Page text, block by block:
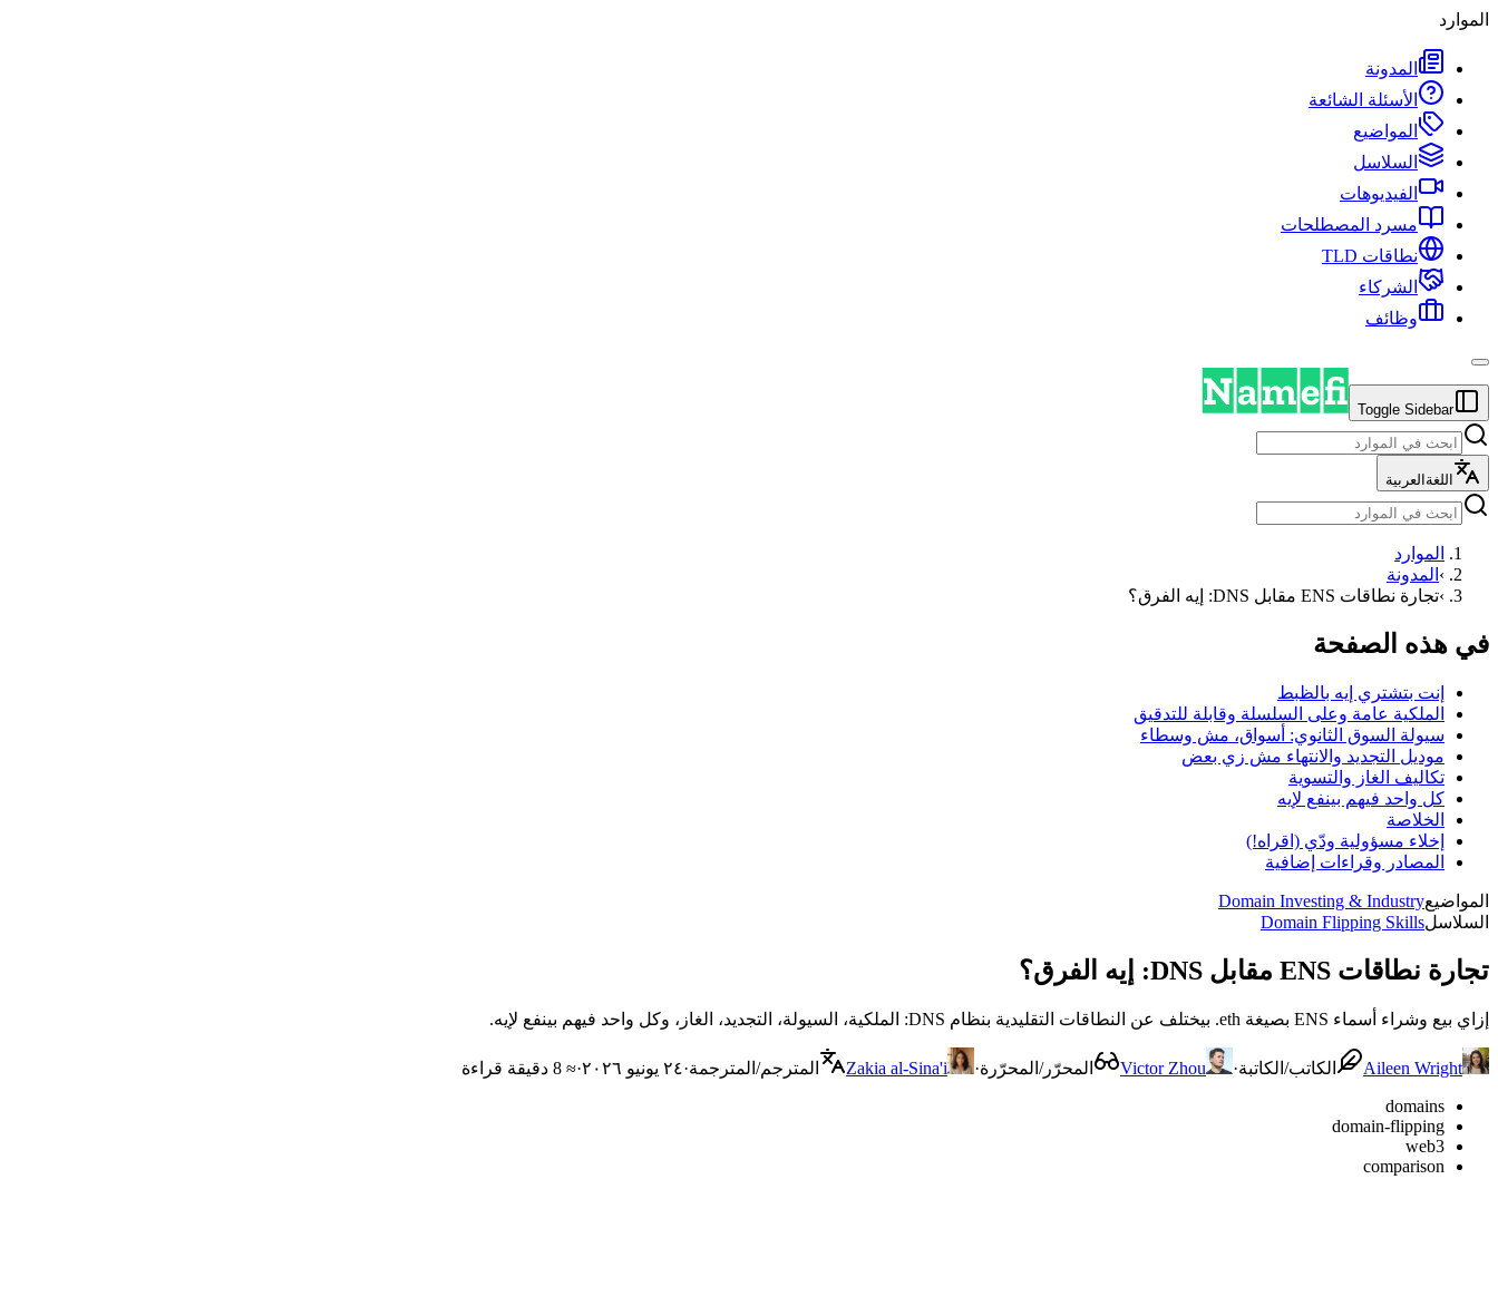
الموارد
المدونة
الأسئلة الشائعة
المواضيع
السلاسل
الفيديوهات
مسرد المصطلحات
نطاقات TLD
الشركاء
وظائف
Toggle Sidebar
اللغة العربية
الموارد
› المدونة
›تجارة نطاقات ENS مقابل DNS: إيه الفرق؟
في هذه الصفحة
إنت بتشتري إيه بالظبط
الملكية عامة وعلى السلسلة وقابلة للتدقيق
سيولة السوق الثانوي: أسواق، مش وسطاء
موديل التجديد والانتهاء مش زي بعض
تكاليف الغاز والتسوية
كل واحد فيهم بينفع لإيه
الخلاصة
إخلاء مسؤولية ودّي (اقراه!)
المصادر وقراءات إضافية
المواضيعDomain Investing & Industry
السلاسلDomain Flipping Skills
تجارة نطاقات ENS مقابل DNS: إيه الفرق؟
إزاي بيع وشراء أسماء ENS بصيغة ‎.eth بيختلف عن النطاقات التقليدية بنظام DNS: الملكية، السيولة، التجديد، الغاز، وكل واحد فيهم بينفع لإيه.
Aileen Wright الكاتب/الكاتبة·
Victor Zhou المحرّر/المحرّرة·
Zakia al-Sina'i المترجم/المترجمة·٢٤ يونيو ٢٠٢٦ ·≈ 8 دقيقة قراءة
domains
domain-flipping
web3
comparison